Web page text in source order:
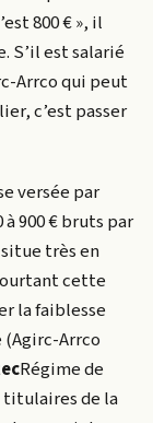
800 € », il
S’il est salarié
Arrco qui peut
c’est passer
versée par
900 € bruts par
très en
cette
la faiblesse
Arrco
Régime de
de la